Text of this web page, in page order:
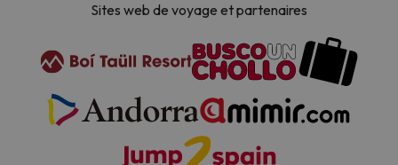
Sites web de voyage et partenaires